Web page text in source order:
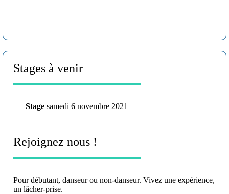
Stages à venir
Stage samedi 6 novembre 2021
Rejoignez nous !
Pour débutant, danseur ou non-danseur. Vivez une expérience,
un lâcher-prise.